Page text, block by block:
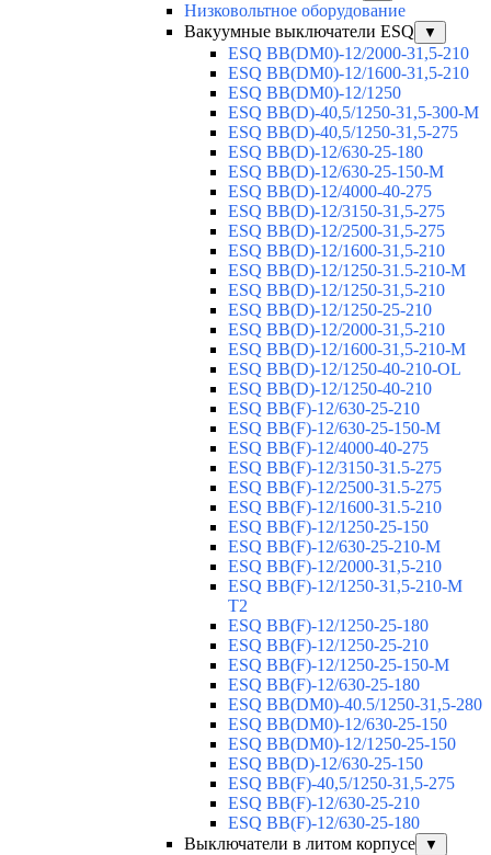
Низковольтное оборудование
Вакуумные выключатели ESQ
▼
ESQ ВВ(DM0)-12/2000-31,5-210
ESQ ВВ(DM0)-12/1600-31,5-210
ESQ ВВ(DM0)-12/1250
ESQ ВВ(D)-40,5/1250-31,5-300-М
ESQ ВВ(D)-40,5/1250-31,5-275
ESQ ВВ(D)-12/630-25-180
ESQ ВВ(D)-12/630-25-150-М
ESQ ВВ(D)-12/4000-40-275
ESQ ВВ(D)-12/3150-31,5-275
ESQ ВВ(D)-12/2500-31,5-275
ESQ ВВ(D)-12/1600-31,5-210
ESQ ВВ(D)-12/1250-31.5-210-М
ESQ ВВ(D)-12/1250-31,5-210
ESQ ВВ(D)-12/1250-25-210
ESQ BB(D)-12/2000-31,5-210
ESQ BB(D)-12/1600-31,5-210-М
ESQ BB(D)-12/1250-40-210-OL
ESQ BB(D)-12/1250-40-210
ESQ ВВ(F)-12/630-25-210
ESQ ВВ(F)-12/630-25-150-М
ESQ ВВ(F)-12/4000-40-275
ESQ ВВ(F)-12/3150-31.5-275
ESQ ВВ(F)-12/2500-31.5-275
ESQ ВВ(F)-12/1600-31.5-210
ESQ ВВ(F)-12/1250-25-150
ESQ BB(F)-12/630-25-210-М
ESQ BB(F)-12/2000-31,5-210
ESQ BB(F)-12/1250-31,5-210-М
T2
ESQ BB(F)-12/1250-25-180
ESQ ВВ(F)-12/1250-25-210
ESQ ВВ(F)-12/1250-25-150-М
ESQ BB(F)-12/630-25-180
ESQ ВВ(DM0)-40.5/1250-31,5-280
ESQ ВВ(DM0)-12/630-25-150
ESQ ВВ(DM0)-12/1250-25-150
ESQ BB(D)-12/630-25-150
ESQ ВВ(F)-40,5/1250-31,5-275
ESQ ВВ(F)-12/630-25-210
ESQ ВВ(F)-12/630-25-180
Выключатели в литом корпусе
▼